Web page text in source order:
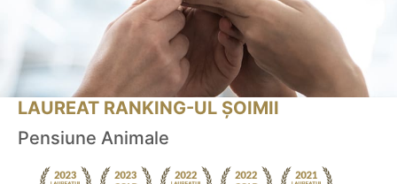
LAUREAT RANKING-UL ȘOIMII
Pensiune Animale